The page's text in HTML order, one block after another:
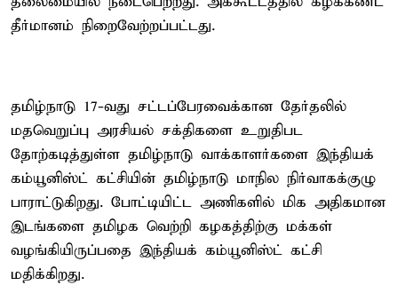
தீர்மானம் நிறைவேற்றப்பட்டது.
தமிழ்நாடு 17-வது சட்டப்பேரவைக்கான தேர்தலில்
மதவெறுப்பு அரசியல் சக்திகளை உறுதிபட
தோற்கடித்துள்ள தமிழ்நாடு வாக்காளர்களை இந்தியக்
கம்யூனிஸ்ட் கட்சியின் தமிழ்நாடு மாநில நிர்வாகக்குழு
பாராட்டுகிறது. போட்டியிட்ட அணிகளில் மிக அதிகமான
இடங்களை தமிழக வெற்றி கழகத்திற்கு மக்கள்
வழங்கியிருப்பதை இந்தியக் கம்யூனிஸ்ட் கட்சி
மதிக்கிறது.